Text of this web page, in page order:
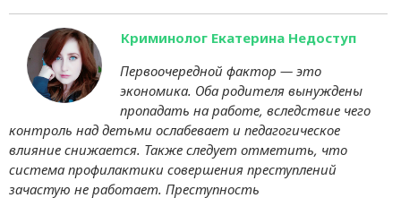
Криминолог Екатерина Недоступ
Первоочередной фактор — это
экономика. Оба родителя вынуждены
пропадать на работе, вследствие чего
контроль над детьми ослабевает и педагогическое
влияние снижается. Также следует отметить, что
система профилактики совершения преступлений
зачастую не работает. Преступность